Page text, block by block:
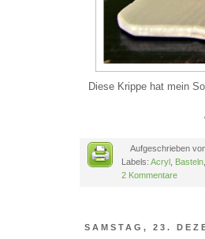
Diese Krippe hat mein
Aufgeschrieben
Labels: Acryl Basteln,
2 Kommentare
SAMSTAG, 23.